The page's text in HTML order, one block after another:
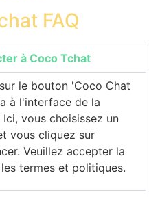
FAQ
à Coco Tchat
le bouton 'Coco Chat
à l'interface de la
vous choisissez un
vous cliquez sur
Veuillez accepter la
termes et politiques.